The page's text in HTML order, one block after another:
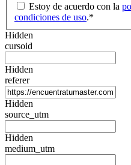
Estoy de acuerdo con la
condiciones de uso.*
Hidden
cursoid
Hidden
referer
Hidden
source_utm
Hidden
medium_utm